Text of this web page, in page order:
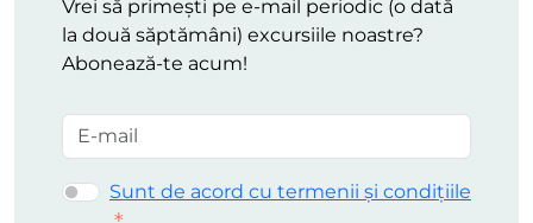
Vrei să primești pe e-mail periodic (o dată
la două săptămâni) excursiile noastre?
Abonează-te acum!
Sunt de acord cu termenii și condițiile